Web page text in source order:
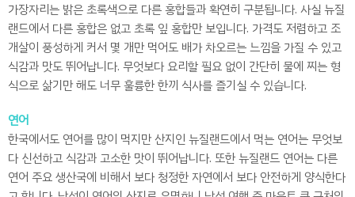
가장자리는 밝은 초록색으로 다른 홍합들과 확연히 구분됩니다. 사실 뉴질
랜드에서 다른 홍합은 없고 초록 잎 홍합만 보입니다. 가격도 저렴하고 조
개살이 풍성하게 커서 몇 개만 먹어도 배가 차오르는 느낌을 가질 수 있고
식감과 맛도 뛰어납니다. 무엇보다 요리할 필요 없이 간단히 물에 찌는 형
식으로 삶기만 해도 너무 훌륭한 한끼 식사를 즐기실 수 있습니다.
연어
한국에서도 연어를 많이 먹지만 산지인 뉴질랜드에서 먹는 연어는 무엇보
다 신선하고 식감과 고소한 맛이 뛰어납니다. 또한 뉴질랜드 연어는 다른
연어 주요 생산국에 비해서 보다 청정한 자연에서 보다 안전하게 양식한다